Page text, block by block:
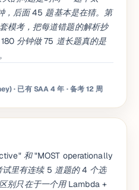
，后面 45 题基本是在猜。第
模考，把每道错题的解析抄
分钟做 75 道长题真的是
· 已有 SAA 4 年 · 备考 12 周
和 "MOST operationally
里有连续 5 道题的 4 个选
别只在于一个用 Lambda +